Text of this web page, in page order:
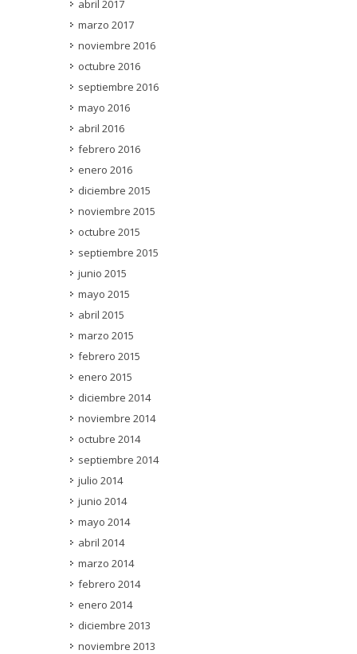
abril 2017
marzo 2017
noviembre 2016
octubre 2016
septiembre 2016
mayo 2016
abril 2016
febrero 2016
enero 2016
diciembre 2015
noviembre 2015
octubre 2015
septiembre 2015
junio 2015
mayo 2015
abril 2015
marzo 2015
febrero 2015
enero 2015
diciembre 2014
noviembre 2014
octubre 2014
septiembre 2014
julio 2014
junio 2014
mayo 2014
abril 2014
marzo 2014
febrero 2014
enero 2014
diciembre 2013
noviembre 2013